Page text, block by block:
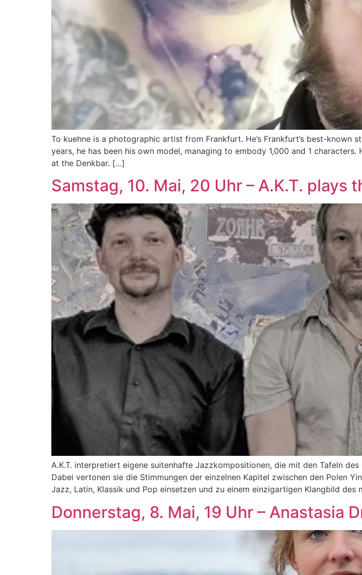
To kuehne is a photographic artist from Frankfurt. He’s Frankfurt’s best-known
years, he has been his own model, managing to embody 1,000 and 1
at the Denkbar. […]
Samstag, 10. Mai, 20 Uhr – A.K.T. plays
A.K.T. interpretiert eigene suitenhafte Jazzkompositionen, die mit den Tafeln
Dabei vertonen sie die Stimmungen der einzelnen Kapitel zwischen den Polen
Jazz, Latin, Klassik und Pop einsetzen und zu einem einzigartigen Klangbild
Donnerstag, 8. Mai, 19 Uhr – Anastasia